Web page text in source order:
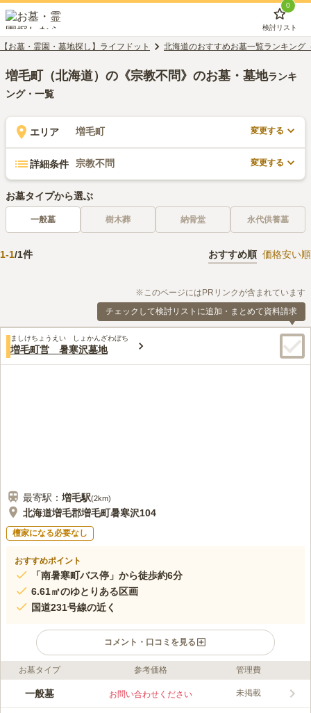
0
検討リスト
【お墓・霊園・墓地探し】ライフドット 北海道のおすすめお墓一覧ランキング
増毛町（北海道）の《宗教不問》のお墓・墓地ランキ
ング・一覧
エリア 増毛町 変更する
詳細条件 宗教不問 変更する
お墓タイプから選ぶ
一般墓 樹木葬 納骨堂 永代供養墓
1-1/1件 おすすめ順 価格安い順
※このページにはPRリンクが含まれています
チェックして検討リストに追加・まとめて資料請求
ましけちょうえい しょかんざわぼち
増毛町営 暑寒沢墓地
最寄駅： 増毛駅(2km)
北海道増毛郡増毛町暑寒沢104
檀家になる必要なし
おすすめポイント
「南暑寒町バス停」から徒歩約6分
6.61㎡のゆとりある区画
国道231号線の近く
コメント・口コミを見る
ライフドット編集部のコメント
増毛町にある公営墓地なので、増毛町にお住まいの方が建墓でき
お墓タイプ 参考価格 管理費
一般墓 お問い合わせください 未掲載